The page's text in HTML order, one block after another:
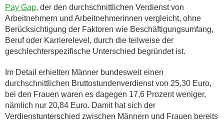
Pay Gap, der den durchschnittlichen Verdienst von
Arbeitnehmern und Arbeitnehmerinnen vergleicht, ohne
Berücksichtigung der Faktoren wie Beschäftigungsumfang,
Beruf oder Karrierelevel, durch die teilweise der
geschlechterspezifische Unterschied begründet ist.
Im Detail erhielten Männer bundesweit einen
durchschnittlichen Bruttostundenverdienst von 25,30 Euro,
bei den Frauen waren es dagegen 17,6 Prozent weniger,
nämlich nur 20,84 Euro. Damit hat sich der
Verdienstunterschied zwischen Männern und Frauen bereits